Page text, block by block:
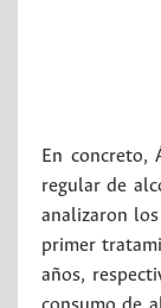
En concreto,
regular de
analizaron
primer
años,